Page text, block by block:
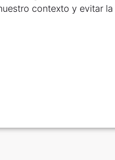
contexto y evitar la